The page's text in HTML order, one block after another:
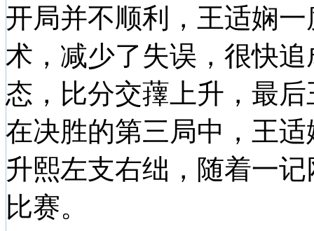
开局并不顺利，王适娴
术，减少了失误，很快
态，比分交蘀上升，最
在决胜的第三局中，王
升熙左支右绌，随着一
比赛。